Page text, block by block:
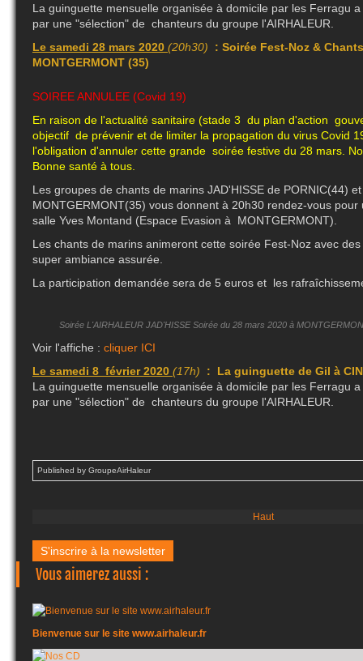
La guinguette mensuelle organisée à domicile par les Ferragu
par une "sélection" de chanteurs du groupe l'AIRHALEUR.
Le samedi 28 mars 2020 (20h30)
: Soirée Fest-Noz &
MONTGERMONT (35)
SOIREE ANNULEE (Covid 19)
En raison de l'actualité sanitaire (stade 3 du plan d'action
objectif de prévenir et de limiter la propagation du virus Covid
l'obligation d'annuler cette grande soirée festive du 28 mars.
Bonne santé à tous.
Les groupes de chants de marins JAD'HISSE de PORNIC(44)
MONTGERMONT(35) vous donnent à 20h30 rendez-vous pour
salle Yves Montand (Espace Evasion à MONTGERMONT).
Les chants de marins animeront cette soirée Fest-Noz avec
super ambiance assurée.
La participation demandée sera de 5 euros et les
Soirée L'AIRHALEUR JAD'HISSE Soirée du 28 mars 2020 à
Voir l'affiche : cliquer ICI
Le samedi 8 février 2020 (17h)
: La guinguette de Gil à
La guinguette mensuelle organisée à domicile par les Ferragu
par une "sélection" de chanteurs du groupe l'AIRHALEUR.
Published by GroupeAirHaleur
Haut
S'inscrire à la newsletter
Vous aimerez aussi :
Bienvenue sur le site www.airhaleur.fr